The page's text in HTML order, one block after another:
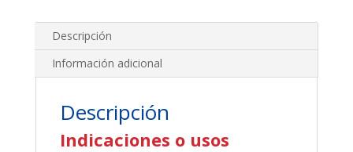
Descripción
Información adicional
Descripción
Indicaciones o usos